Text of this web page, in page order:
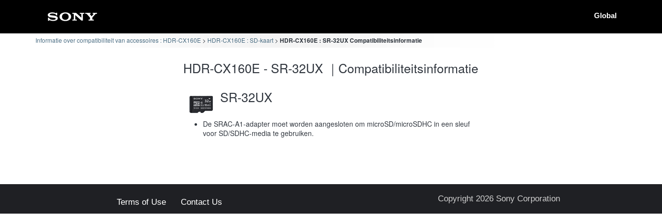
Global
Informatie over compatibiliteit van accessoires : HDR-CX160E HDR-CX160E : SD-kaart HDR-CX160E : SR-32UX Compatibiliteitsinformatie
HDR-CX160E - SR-32UX ｜Compatibiliteitsinformatie
SR-32UX
De SRAC-A1-adapter moet worden aangesloten om microSD/microSDHC in een sleuf
voor SD/SDHC-media te gebruiken.
Terms of Use Contact Us Copyright 2026 Sony Corporation